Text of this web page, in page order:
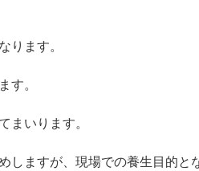
ります。
す。
まいります。
しますが、現場での養生目的と